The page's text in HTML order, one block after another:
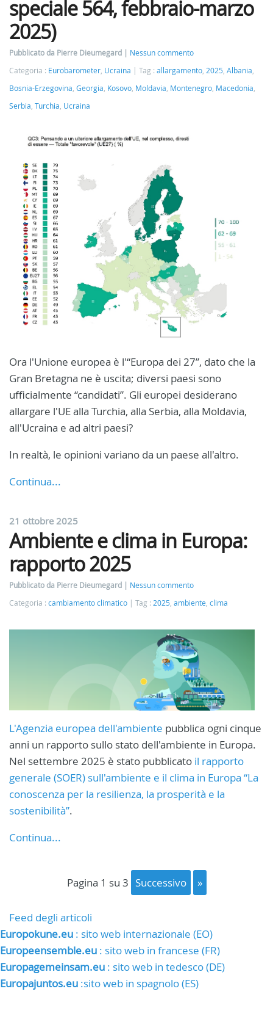
speciale 564, febbraio-marzo
2025)
Pubblicato da Pierre Dieumegard
Nessun commento
Categoria : Eurobarometer, Ucraina Tag : allargamento, 2025, Albania,
Bosnia-Erzegovina, Georgia, Kosovo, Moldavia, Montenegro, Macedonia,
Serbia, Turchia, Ucraina
Ora l'Unione europea è l'“Europa dei 27”, dato che la
Gran Bretagna ne è uscita; diversi paesi sono
ufficialmente “candidati”. Gli europei desiderano
allargare l'UE alla Turchia, alla Serbia, alla Moldavia,
all'Ucraina e ad altri paesi?
In realtà, le opinioni variano da un paese all'altro.
Continua...
21 ottobre 2025
Ambiente e clima in Europa:
rapporto 2025
Pubblicato da Pierre Dieumegard
Nessun commento
Categoria : cambiamento climatico Tag : 2025, ambiente, clima
L'Agenzia europea dell'ambiente pubblica ogni cinque
anni un rapporto sullo stato dell'ambiente in Europa.
Nel settembre 2025 è stato pubblicato il rapporto
generale (SOER) sull'ambiente e il clima in Europa “La
conoscenza per la resilienza, la prosperità e la
sostenibilità”.
Continua...
pagina 1 su 3 successivo »
Feed degli articoli
Europokune.eu : sito web internazionale (EO)
Europeensemble.eu : sito web in francese (FR)
Europagemeinsam.eu : sito web in tedesco (DE)
Europajuntos.eu :sito web in spagnolo (ES)